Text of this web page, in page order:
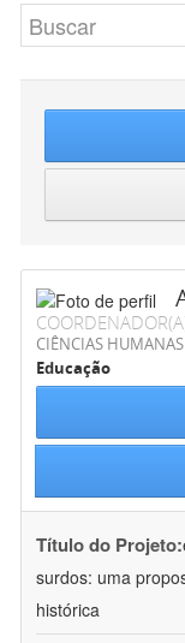
CIÊNCIAS HUMANAS
Educação
Título do Projeto:
surdos: uma
histórica